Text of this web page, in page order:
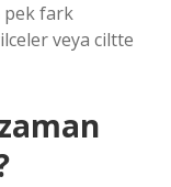
pek fark
veya ciltte